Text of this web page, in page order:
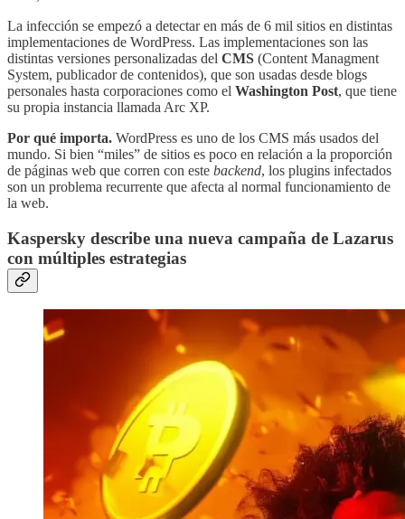
La infección se empezó a detectar en más de 6 mil sitios en distintas
implementaciones de WordPress. Las implementaciones son las
distintas versiones personalizadas del CMS (Content Managment
System, publicador de contenidos), que son usadas desde blogs
personales hasta corporaciones como el Washington Post, que tiene
su propia instancia llamada Arc XP.
Por qué importa. WordPress es uno de los CMS más usados del
mundo. Si bien “miles” de sitios es poco en relación a la proporción
de páginas web que corren con este backend, los plugins infectados
son un problema recurrente que afecta al normal funcionamiento de
la web.
Kaspersky describe una nueva campaña de Lazarus
con múltiples estrategias